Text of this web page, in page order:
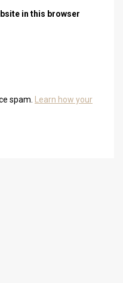
in this browser
spam. Learn how your